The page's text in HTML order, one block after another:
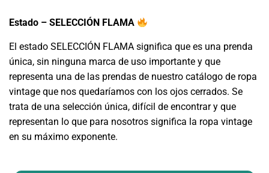
Estado – SELECCIÓN FLAMA
El estado SELECCIÓN FLAMA significa que es una prenda
única, sin ninguna marca de uso importante y que
representa una de las prendas de nuestro catálogo de ropa
vintage que nos quedaríamos con los ojos cerrados. Se
trata de una selección única, difícil de encontrar y que
representan lo que para nosotros significa la ropa vintage
en su máximo exponente.